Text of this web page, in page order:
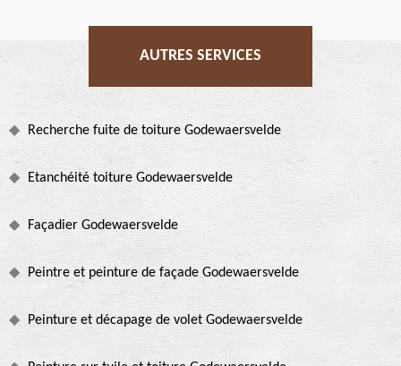
AUTRES SERVICES
Recherche fuite de toiture Godewaersvelde
Etanchéité toiture Godewaersvelde
Façadier Godewaersvelde
Peintre et peinture de façade Godewaersvelde
Peinture et décapage de volet Godewaersvelde